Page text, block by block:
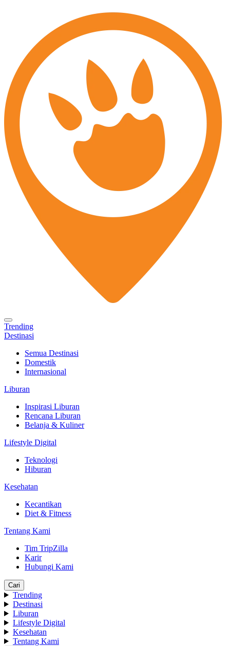
Trending
Destinasi
Semua Destinasi
Domestik
Internasional
Liburan
Inspirasi Liburan
Rencana Liburan
Belanja & Kuliner
Lifestyle Digital
Teknologi
Hiburan
Kesehatan
Kecantikan
Diet & Fitness
Tentang Kami
Tim TripZilla
Karir
Hubungi Kami
Cari
Trending
Destinasi
Liburan
Lifestyle Digital
Kesehatan
Tentang Kami